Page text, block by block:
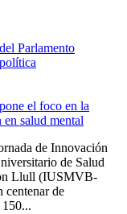
Parlamento
el foco en la
salud mental
de Innovación
de Salud
Llull (IUSMVB-
centenar de